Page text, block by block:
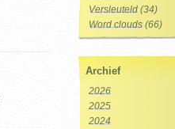
Versleuteld (34)
Word clouds (66)
Archief
2026
2025
2024